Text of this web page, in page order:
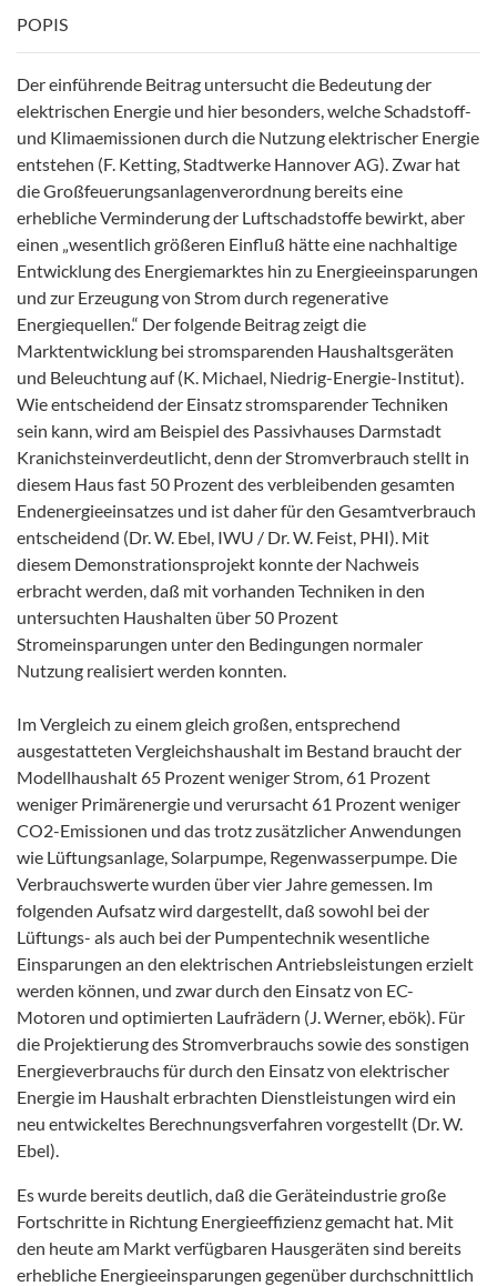
POPIS
Der einführende Beitrag untersucht die Bedeutung der
elektrischen Energie und hier besonders, welche Schadstoff-
und Klimaemissionen durch die Nutzung elektrischer Energie
entstehen (F. Ketting, Stadtwerke Hannover AG). Zwar hat
die Großfeuerungsanlagenverordnung bereits eine
erhebliche Verminderung der Luftschadstoffe bewirkt, aber
einen „wesentlich größeren Einfluß hätte eine nachhaltige
Entwicklung des Energiemarktes hin zu Energieeinsparungen
und zur Erzeugung von Strom durch regenerative
Energiequellen.“ Der folgende Beitrag zeigt die
Marktentwicklung bei stromsparenden Haushaltsgeräten
und Beleuchtung auf (K. Michael, Niedrig-Energie-Institut).
Wie entscheidend der Einsatz stromsparender Techniken
sein kann, wird am Beispiel des Passivhauses Darmstadt
Kranichsteinverdeutlicht, denn der Stromverbrauch stellt in
diesem Haus fast 50 Prozent des verbleibenden gesamten
Endenergieeinsatzes und ist daher für den Gesamtverbrauch
entscheidend (Dr. W. Ebel, IWU / Dr. W. Feist, PHI). Mit
diesem Demonstrationsprojekt konnte der Nachweis
erbracht werden, daß mit vorhanden Techniken in den
untersuchten Haushalten über 50 Prozent
Stromeinsparungen unter den Bedingungen normaler
Nutzung realisiert werden konnten.
Im Vergleich zu einem gleich großen, entsprechend
ausgestatteten Vergleichshaushalt im Bestand braucht der
Modellhaushalt 65 Prozent weniger Strom, 61 Prozent
weniger Primärenergie und verursacht 61 Prozent weniger
CO2-Emissionen und das trotz zusätzlicher Anwendungen
wie Lüftungsanlage, Solarpumpe, Regenwasserpumpe. Die
Verbrauchswerte wurden über vier Jahre gemessen. Im
folgenden Aufsatz wird dargestellt, daß sowohl bei der
Lüftungs- als auch bei der Pumpentechnik wesentliche
Einsparungen an den elektrischen Antriebsleistungen erzielt
werden können, und zwar durch den Einsatz von EC-
Motoren und optimierten Laufrädern (J. Werner, ebök). Für
die Projektierung des Stromverbrauchs sowie des sonstigen
Energieverbrauchs für durch den Einsatz von elektrischer
Energie im Haushalt erbrachten Dienstleistungen wird ein
neu entwickeltes Berechnungsverfahren vorgestellt (Dr. W.
Ebel).
Es wurde bereits deutlich, daß die Geräteindustrie große
Fortschritte in Richtung Energieeffizienz gemacht hat. Mit
den heute am Markt verfügbaren Hausgeräten sind bereits
erhebliche Energieeinsparungen gegenüber durchschnittlich